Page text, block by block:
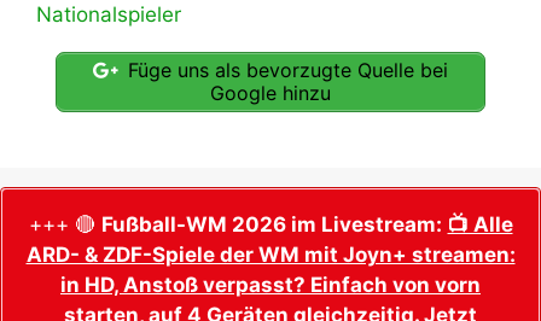
Nationalspieler
Füge uns als bevorzugte Quelle bei
Google hinzu
+++ 🔴 Fußball-WM 2026 im Livestream: 📺 Alle
ARD- & ZDF-Spiele der WM mit Joyn+ streamen:
in HD, Anstoß verpasst? Einfach von vorn
starten, auf 4 Geräten gleichzeitig. Jetzt